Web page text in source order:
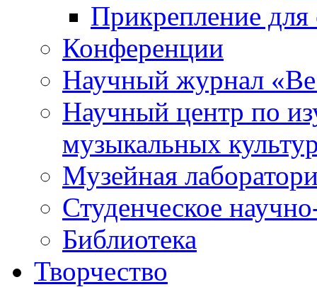
Прикрепление для
Конференции
Научный журнал
Научный центр по
музыкальных
Музейная
Студенческое
Библиотека
Творчество